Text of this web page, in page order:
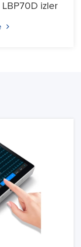
LBP70D izler